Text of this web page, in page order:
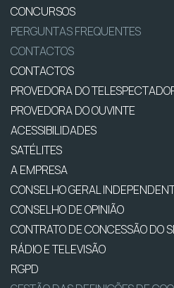
CONCURSOS
PERGUNTAS FREQUENTES
CONTACTOS
CONTACTOS
PROVEDORA DO
PROVEDORA DO OUVINTE
ACESSIBILIDADES
SATÉLITES
A EMPRESA
CONSELHO GERAL
CONSELHO DE OPINIÃO
CONTRATO DE CONCESSÃO DO
RÁDIO E TELEVISÃO
RGPD